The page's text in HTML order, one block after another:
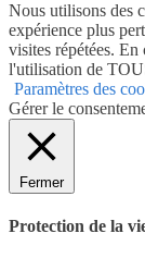
Nous utilisons des
expérience plus
visites répétées.
l'utilisation de
Paramètres des
Gérer le
Fermer
Protection de la